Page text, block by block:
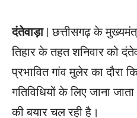
दंतेवाड़ा | छत्तीसगढ़ के
तिहार के तहत शनिवार को
प्रभावित गांव मुलेर का दौरा
गतिविधियों के लिए जाना
की बयार चल रही है।